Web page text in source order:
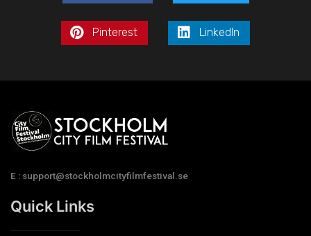
Pinterest LinkedIn
E : support@stockholmcityfilmfestival.se
Quick Links